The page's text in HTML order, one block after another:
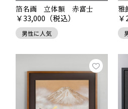
が、手仕事で作られる金沢箔の
り落ち着きを感じさせます。
手作りならではの微妙なしわ感
します。
日々の食卓やインテリアに、縁
てみてはいかがでしょうか?
金箔に込められた願いについて。
箔名画 立体額 赤富士
￥33,000 （税込）
男性に人気
雅
￥